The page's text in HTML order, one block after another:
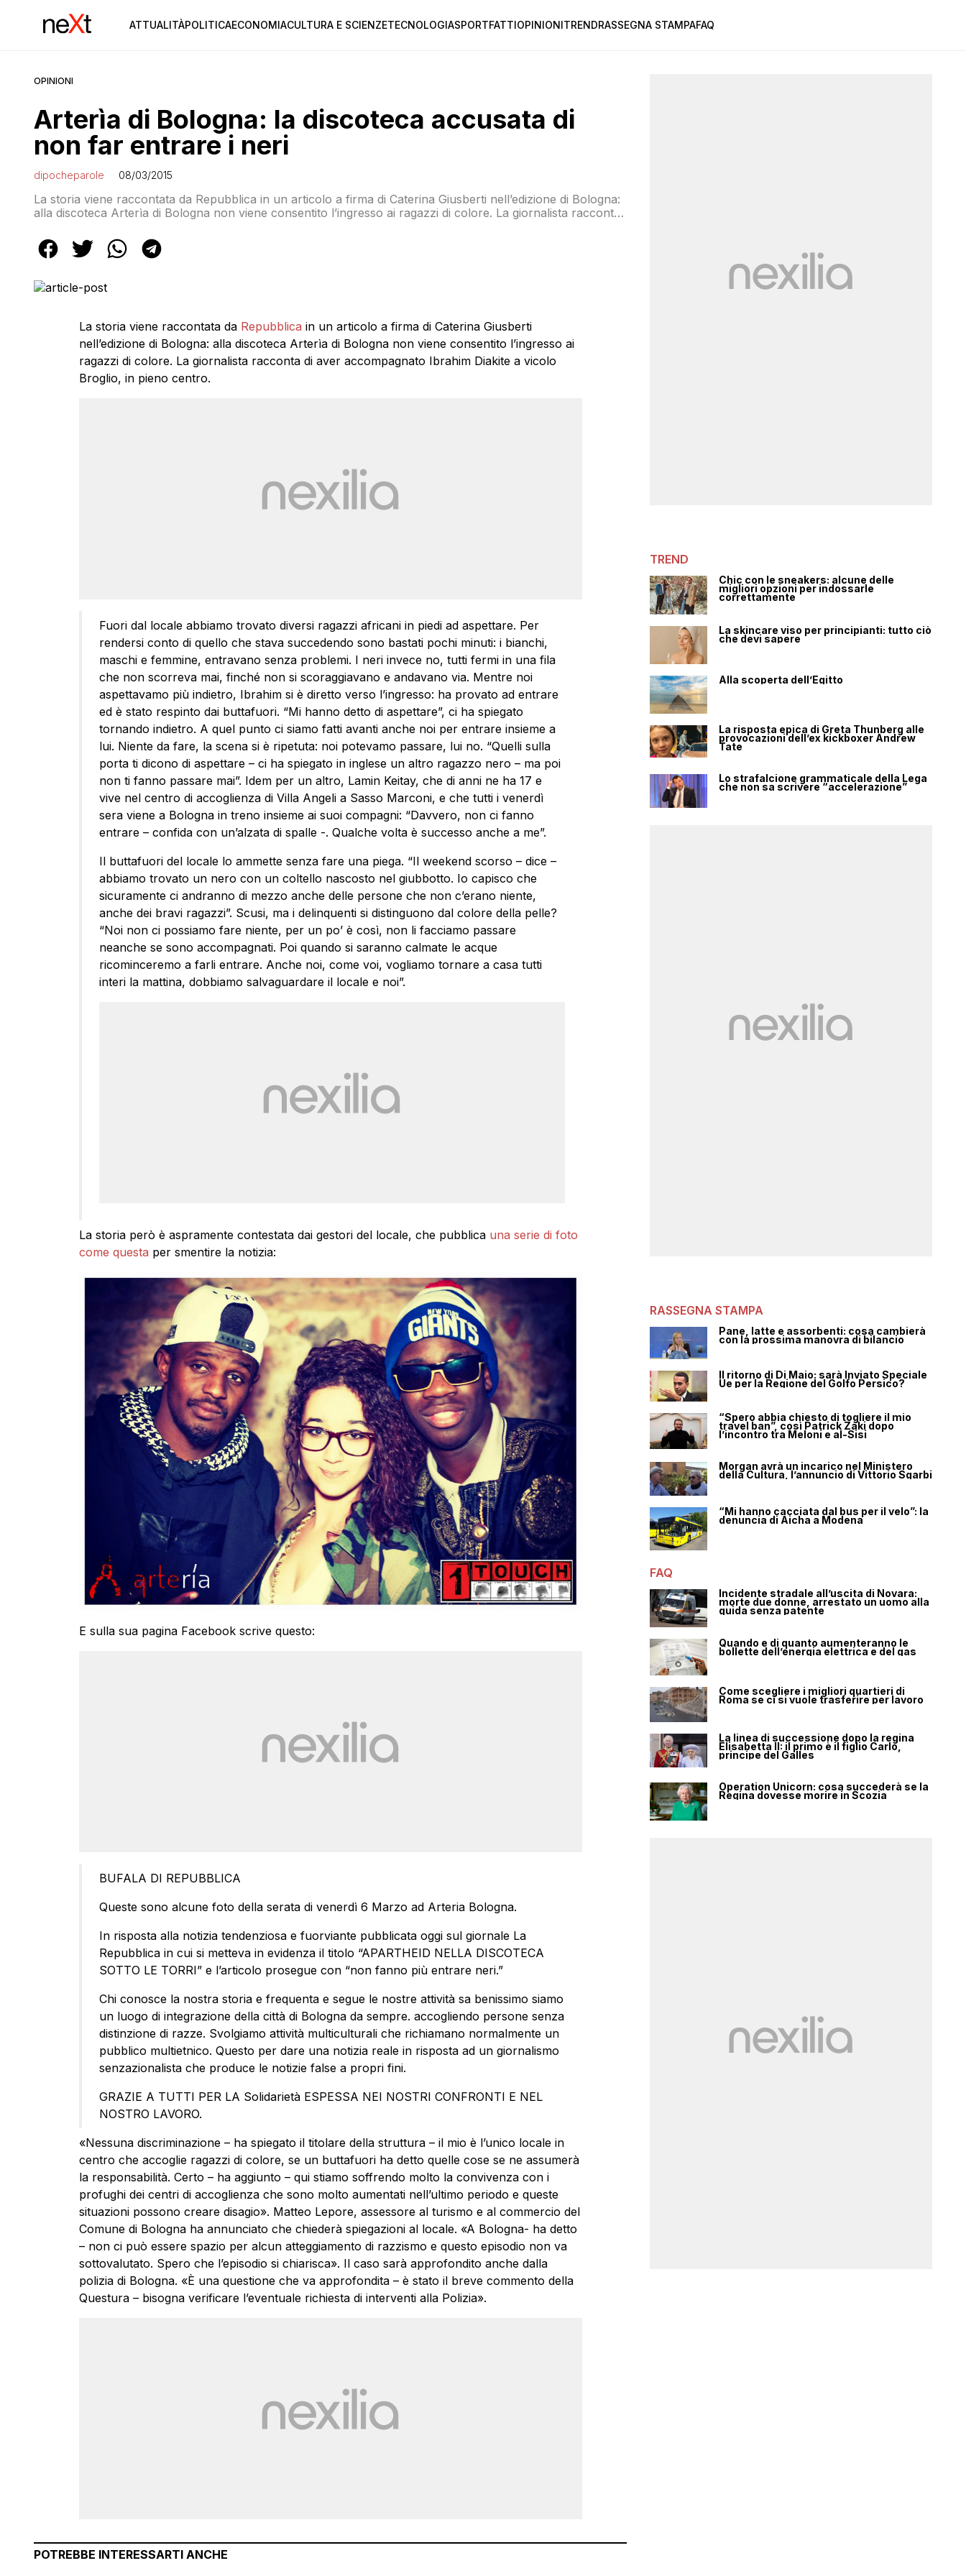
ATTUALITÀPOLITICAECONOMIACULTURA E SCIENZETECNOLOGIASPORTFATTIOPINIONITRENDRASSEGNA STAMPAFAQ
OPINIONI
Arterìa di Bologna: la discoteca accusata di
non far entrare i neri
dipocheparole 08/03/2015
La storia viene raccontata da Repubblica in un articolo a firma di Caterina Giusberti nell’edizione di Bologna:
alla discoteca Arterìa di Bologna non viene consentito l’ingresso ai ragazzi di colore. La giornalista racconta
diversi ragazzi africani in piedi ad […]
La storia viene raccontata da Repubblica in un articolo a firma di Caterina Giusberti
nell’edizione di Bologna: alla discoteca Arterìa di Bologna non viene consentito l’ingresso ai
ragazzi di colore. La giornalista racconta di aver accompagnato Ibrahim Diakite a vicolo
Broglio, in pieno centro.
Fuori dal locale abbiamo trovato diversi ragazzi africani in piedi ad aspettare. Per
rendersi conto di quello che stava succedendo sono bastati pochi minuti: i bianchi,
maschi e femmine, entravano senza problemi. I neri invece no, tutti fermi in una fila
che non scorreva mai, finché non si scoraggiavano e andavano via. Mentre noi
aspettavamo più indietro, Ibrahim si è diretto verso l’ingresso: ha provato ad entrare
ed è stato respinto dai buttafuori. “Mi hanno detto di aspettare”, ci ha spiegato
tornando indietro. A quel punto ci siamo fatti avanti anche noi per entrare insieme a
lui. Niente da fare, la scena si è ripetuta: noi potevamo passare, lui no. “Quelli sulla
porta ti dicono di aspettare – ci ha spiegato in inglese un altro ragazzo nero – ma poi
non ti fanno passare mai”. Idem per un altro, Lamin Keitay, che di anni ne ha 17 e
vive nel centro di accoglienza di Villa Angeli a Sasso Marconi, e che tutti i venerdì
sera viene a Bologna in treno insieme ai suoi compagni: “Davvero, non ci fanno
entrare – confida con un’alzata di spalle -. Qualche volta è successo anche a me”.
Il buttafuori del locale lo ammette senza fare una piega. “Il weekend scorso – dice –
abbiamo trovato un nero con un coltello nascosto nel giubbotto. Io capisco che
sicuramente ci andranno di mezzo anche delle persone che non c’erano niente,
anche dei bravi ragazzi”. Scusi, ma i delinquenti si distinguono dal colore della pelle?
“Noi non ci possiamo fare niente, per un po’ è così, non li facciamo passare
neanche se sono accompagnati. Poi quando si saranno calmate le acque
ricominceremo a farli entrare. Anche noi, come voi, vogliamo tornare a casa tutti
interi la mattina, dobbiamo salvaguardare il locale e noi”.
La storia però è aspramente contestata dai gestori del locale, che pubblicauna serie di foto
come questa per smentire la notizia:
E sulla sua pagina Facebook scrive questo:
BUFALA DI REPUBBLICA
Queste sono alcune foto della serata di venerdì 6 Marzo ad Arteria Bologna.
In risposta alla notizia tendenziosa e fuorviante pubblicata oggi sul giornale La
Repubblica in cui si metteva in evidenza il titolo “APARTHEID NELLA DISCOTECA
SOTTO LE TORRI” e l’articolo prosegue con “non fanno più entrare neri.”
Chi conosce la nostra storia e frequenta e segue le nostre attività sa benissimo siamo
un luogo di integrazione della città di Bologna da sempre. accogliendo persone senza
distinzione di razze. Svolgiamo attività multiculturali che richiamano normalmente un
pubblico multietnico. Questo per dare una notizia reale in risposta ad un giornalismo
senzazionalista che produce le notizie false a propri fini.
GRAZIE A TUTTI PER LA Solidarietà ESPESSA NEI NOSTRI CONFRONTI E NEL
NOSTRO LAVORO.
«Nessuna discriminazione – ha spiegato il titolare della struttura – il mio è l’unico locale in
centro che accoglie ragazzi di colore, se un buttafuori ha detto quelle cose se ne assumerà
la responsabilità. Certo – ha aggiunto – qui stiamo soffrendo molto la convivenza con i
profughi dei centri di accoglienza che sono molto aumentati nell’ultimo periodo e queste
situazioni possono creare disagio». Matteo Lepore, assessore al turismo e al commercio del
Comune di Bologna ha annunciato che chiederà spiegazioni al locale. «A Bologna‬- ha detto
– non ci può essere spazio per alcun atteggiamento di razzismo e questo episodio non va
sottovalutato. Spero che l’episodio si chiarisca». Il caso sarà approfondito anche dalla
polizia di Bologna. «È una questione che va approfondita – è stato il breve commento della
Questura – bisogna verificare l’eventuale richiesta di interventi alla Polizia».
POTREBBE INTERESSARTI ANCHE
TREND
Chic con le sneakers: alcune delle
migliori opzioni per indossarle
correttamente
La skincare viso per principianti: tutto ciò
che devi sapere
Alla scoperta dell’Egitto
La risposta epica di Greta Thunberg alle
provocazioni dell’ex kickboxer Andrew
Tate
Lo strafalcione grammaticale della Lega
che non sa scrivere “accelerazione”
RASSEGNA STAMPA
Pane, latte e assorbenti: cosa cambierà
con la prossima manovra di bilancio
Il ritorno di Di Maio: sarà Inviato Speciale
Ue per la Regione del Golfo Persico?
“Spero abbia chiesto di togliere il mio
travel ban”, così Patrick Zaki dopo
l’incontro tra Meloni e al-Sisi
Morgan avrà un incarico nel Ministero
della Cultura, l’annuncio di Vittorio Sgarbi
“Mi hanno cacciata dal bus per il velo”: la
denuncia di Aicha a Modena
FAQ
Incidente stradale all’uscita di Novara:
morte due donne, arrestato un uomo alla
guida senza patente
Quando e di quanto aumenteranno le
bollette dell’energia elettrica e del gas
Come scegliere i migliori quartieri di
Roma se ci si vuole trasferire per lavoro
La linea di successione dopo la regina
Elisabetta II: il primo è il figlio Carlo,
principe del Galles
Operation Unicorn: cosa succederà se la
Regina dovesse morire in Scozia